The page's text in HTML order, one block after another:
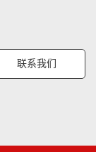
联系我们